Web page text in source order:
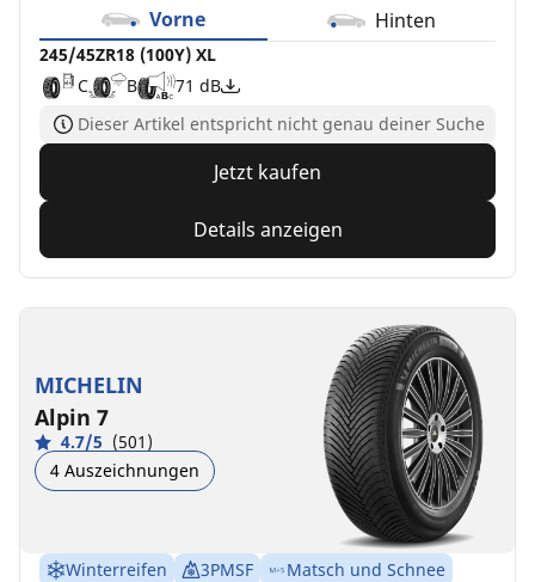
Vorne Hinten
245/45ZR18 (100Y) XL
C
B 71 dB
Dieser Artikel entspricht nicht genau deiner Suche
Jetzt kaufen
Details anzeigen
MICHELIN
Alpin 7
4.7/5 (501)
4 Auszeichnungen
Winterreifen 3PMSF
Matsch und Schnee